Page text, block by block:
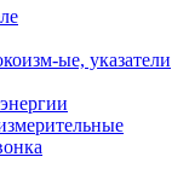
ые, указатели